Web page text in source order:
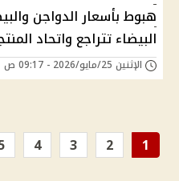
هبوط بأسعار الدواجن
البيضاء تتراجع واتحاد
الإثنين 25/مايو/2026 - 09:17 ص
1
2
3
4